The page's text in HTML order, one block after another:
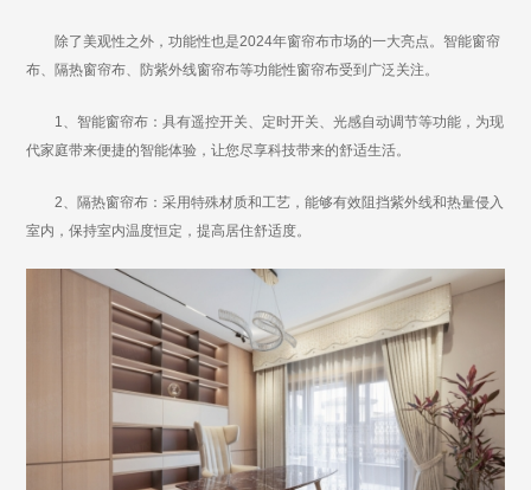
除了美观性之外，功能性也是2024年窗帘布市场的一大亮点。智能窗帘
布、隔热窗帘布、防紫外线窗帘布等功能性窗帘布受到广泛关注。
1、智能窗帘布：具有遥控开关、定时开关、光感自动调节等功能，为现
代家庭带来便捷的智能体验，让您尽享科技带来的舒适生活。
2、隔热窗帘布：采用特殊材质和工艺，能够有效阻挡紫外线和热量侵入
室内，保持室内温度恒定，提高居住舒适度。